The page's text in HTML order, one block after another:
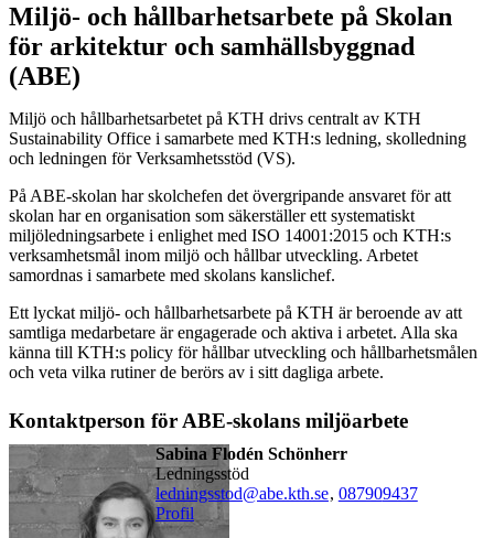
Miljö- och hållbarhetsarbete på Skolan
för arkitektur och samhällsbyggnad
(ABE)
Miljö och hållbarhetsarbetet på KTH drivs centralt av KTH
Sustainability Office i samarbete med KTH:s ledning, skolledning
och ledningen för Verksamhetsstöd (VS).
På ABE-skolan har skolchefen det övergripande ansvaret för att
skolan har en organisation som säkerställer ett systematiskt
miljöledningsarbete i enlighet med ISO 14001:2015 och KTH:s
verksamhetsmål inom miljö och hållbar utveckling. Arbetet
samordnas i samarbete med skolans kanslichef.
Ett lyckat miljö- och hållbarhetsarbete på KTH är beroende av att
samtliga medarbetare är engagerade och aktiva i arbetet. Alla ska
känna till KTH:s policy för hållbar utveckling och hållbarhetsmålen
och veta vilka rutiner de berörs av i sitt dagliga arbete.
Kontaktperson för ABE-skolans miljöarbete
Sabina Flodén Schönherr
ledningsstöd
ledningsstod@abe.kth.se, 087909437
Profil